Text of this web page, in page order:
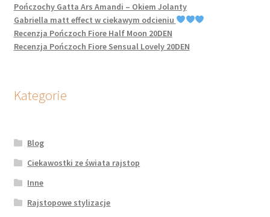
Pończochy Gatta Ars Amandi – Okiem Jolanty
Gabriella matt effect w ciekawym odcieniu
Recenzja Pończoch Fiore Half Moon 20DEN
Recenzja Pończoch Fiore Sensual Lovely 20DEN
Kategorie
Blog
Ciekawostki ze świata rajstop
Inne
Rajstopowe stylizacje